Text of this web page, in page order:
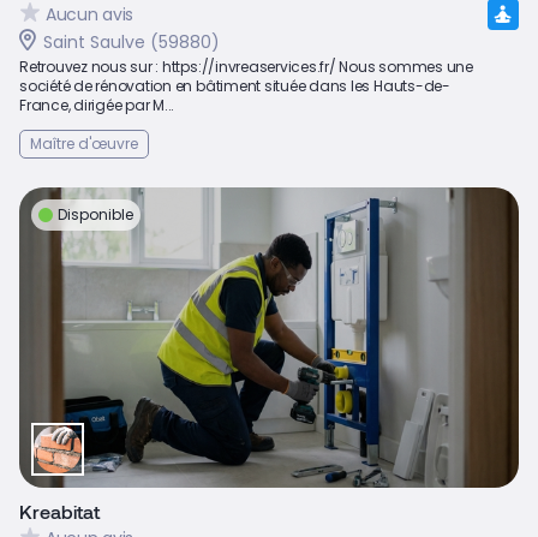
Aucun avis
Saint Saulve (59880)
Retrouvez nous sur : https://invreaservices.fr/ Nous sommes une
société de rénovation en bâtiment située dans les Hauts-de-
France, dirigée par M...
Maître d'œuvre
Disponible
Kreabitat